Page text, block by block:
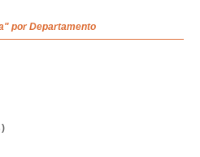
por Departamento